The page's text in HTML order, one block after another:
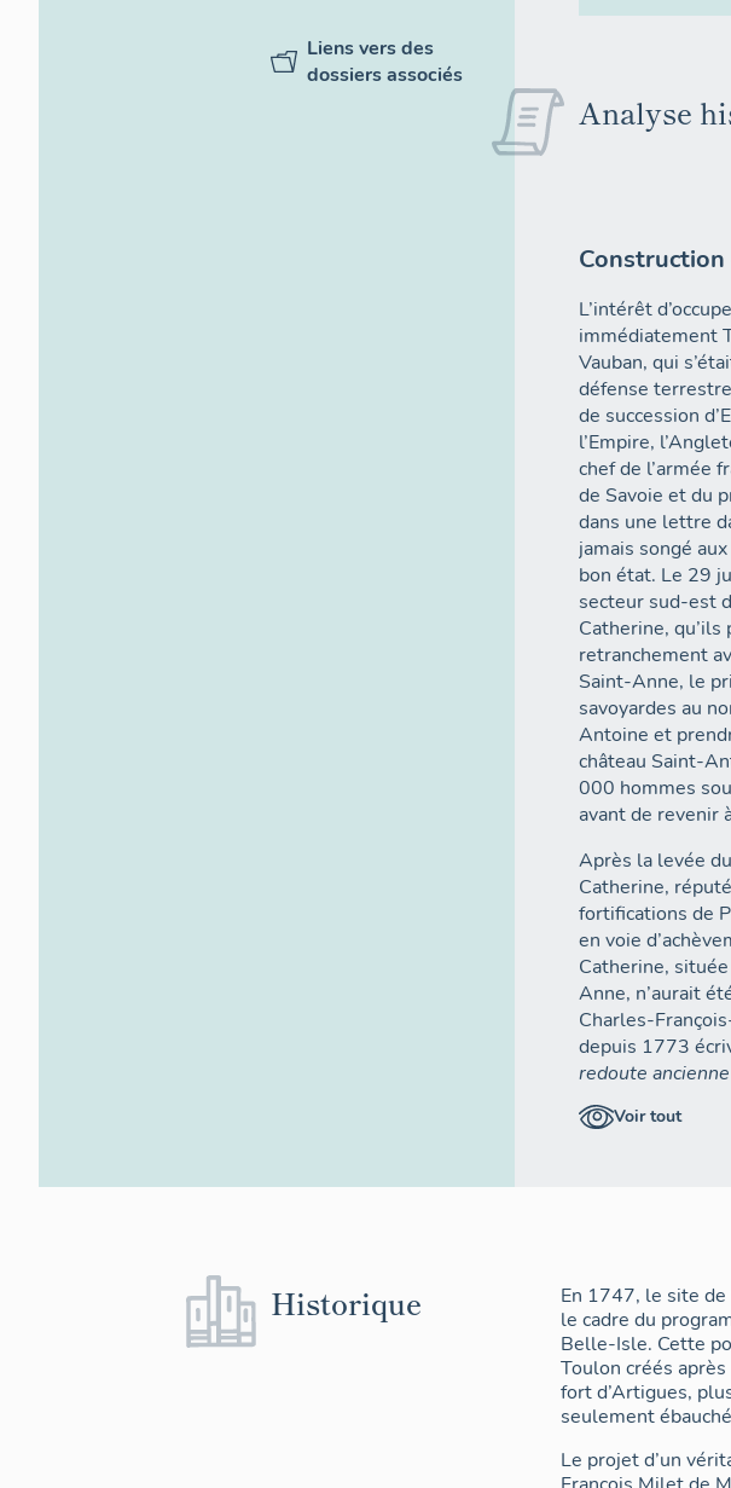
Liens vers des
dossiers associés
Analyse
L’intérêt
immédiatement
Vauban, qui
défense
de succession
l’Empire,
chef de l’armée
de Savoie et du
dans une lettre
jamais songé
bon état. Le 29
secteur sud-est
Catherine,
retranchement
Saint-Anne, le
savoyardes au
Antoine et
château Saint-
000 hommes
avant de revenir
Après la levée
Catherine,
fortifications de
en voie
Catherine,
Anne, n’aurait
Charles-
depuis 1773
redoute
autant, les
fortes de 1738
opérations du
ce
Ste Catherine
En revanche, à
Sainte-
Monville, donne
Voir tout
Historique
En 1747, le site
le cadre du
Belle-Isle. Cette
Toulon créés
fort d’Artigues,
seulement
Le projet d’un